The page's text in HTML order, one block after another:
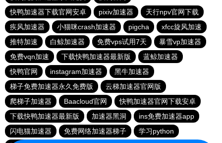
快鸭加速器下载官网安卓
pixiv加速器
天行npv官网下载
疾风加速器
小猫咪crash加速器 pigcha
xfcc旋风加速
推特加速
白鲸加速器 免费vps试用7天
暴雪vp加速器
免费vqn加速
下载快鸭加速器最新版
蓝鲸加速器
快鸭官网
instagram加速器
黑牛加速器
梯子免费加速器永久免费版
云梯加速器官网版
爬梯子加速器
Baacloud官网
快鸭加速器官网下载安卓
下载快鸭加速器最新版
加速器黑洞
ins免费加速器app
闪电猫加速器
免费网络加速器梯子
学习python